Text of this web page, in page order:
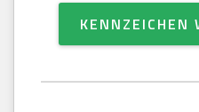
KENNZEICHEN